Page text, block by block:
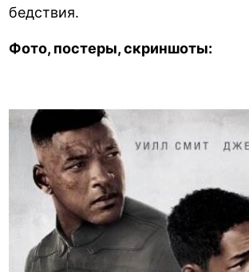
бедствия.
Фото, постеры, скриншоты: